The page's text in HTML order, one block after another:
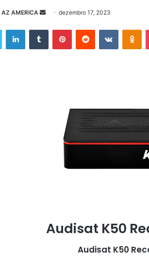
AZ AMERICA
d
dezembro 17, 2023
Audisat K50
Audisat K50